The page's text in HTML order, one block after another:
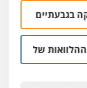
06.08 | 22:58
של משפחת הרינג